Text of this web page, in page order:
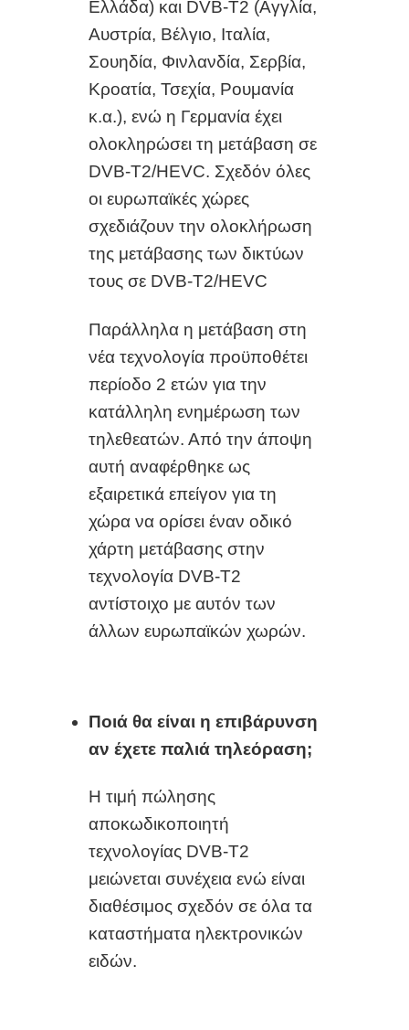
Ελλάδα) και DVB-T2 (Αγγλία,
Αυστρία, Βέλγιο, Ιταλία,
Σουηδία, Φινλανδία, Σερβία,
Κροατία, Τσεχία, Ρουμανία
κ.α.), ενώ η Γερμανία έχει
ολοκληρώσει τη μετάβαση σε
DVB-T2/HEVC. Σχεδόν όλες
οι ευρωπαϊκές χώρες
σχεδιάζουν την ολοκλήρωση
της μετάβασης των δικτύων
τους σε DVB-T2/HEVC
Παράλληλα η μετάβαση στη
νέα τεχνολογία προϋποθέτει
περίοδο 2 ετών για την
κατάλληλη ενημέρωση των
τηλεθεατών. Από την άποψη
αυτή αναφέρθηκε ως
εξαιρετικά επείγον για τη
χώρα να ορίσει έναν οδικό
χάρτη μετάβασης στην
τεχνολογία DVB-T2
αντίστοιχο με αυτόν των
άλλων ευρωπαϊκών χωρών.
Ποιά θα είναι η επιβάρυνση
αν έχετε παλιά τηλεόραση;
Η τιμή πώλησης
αποκωδικοποιητή
τεχνολογίας DVB-T2
μειώνεται συνέχεια ενώ είναι
διαθέσιμος σχεδόν σε όλα τα
καταστήματα ηλεκτρονικών
ειδών.